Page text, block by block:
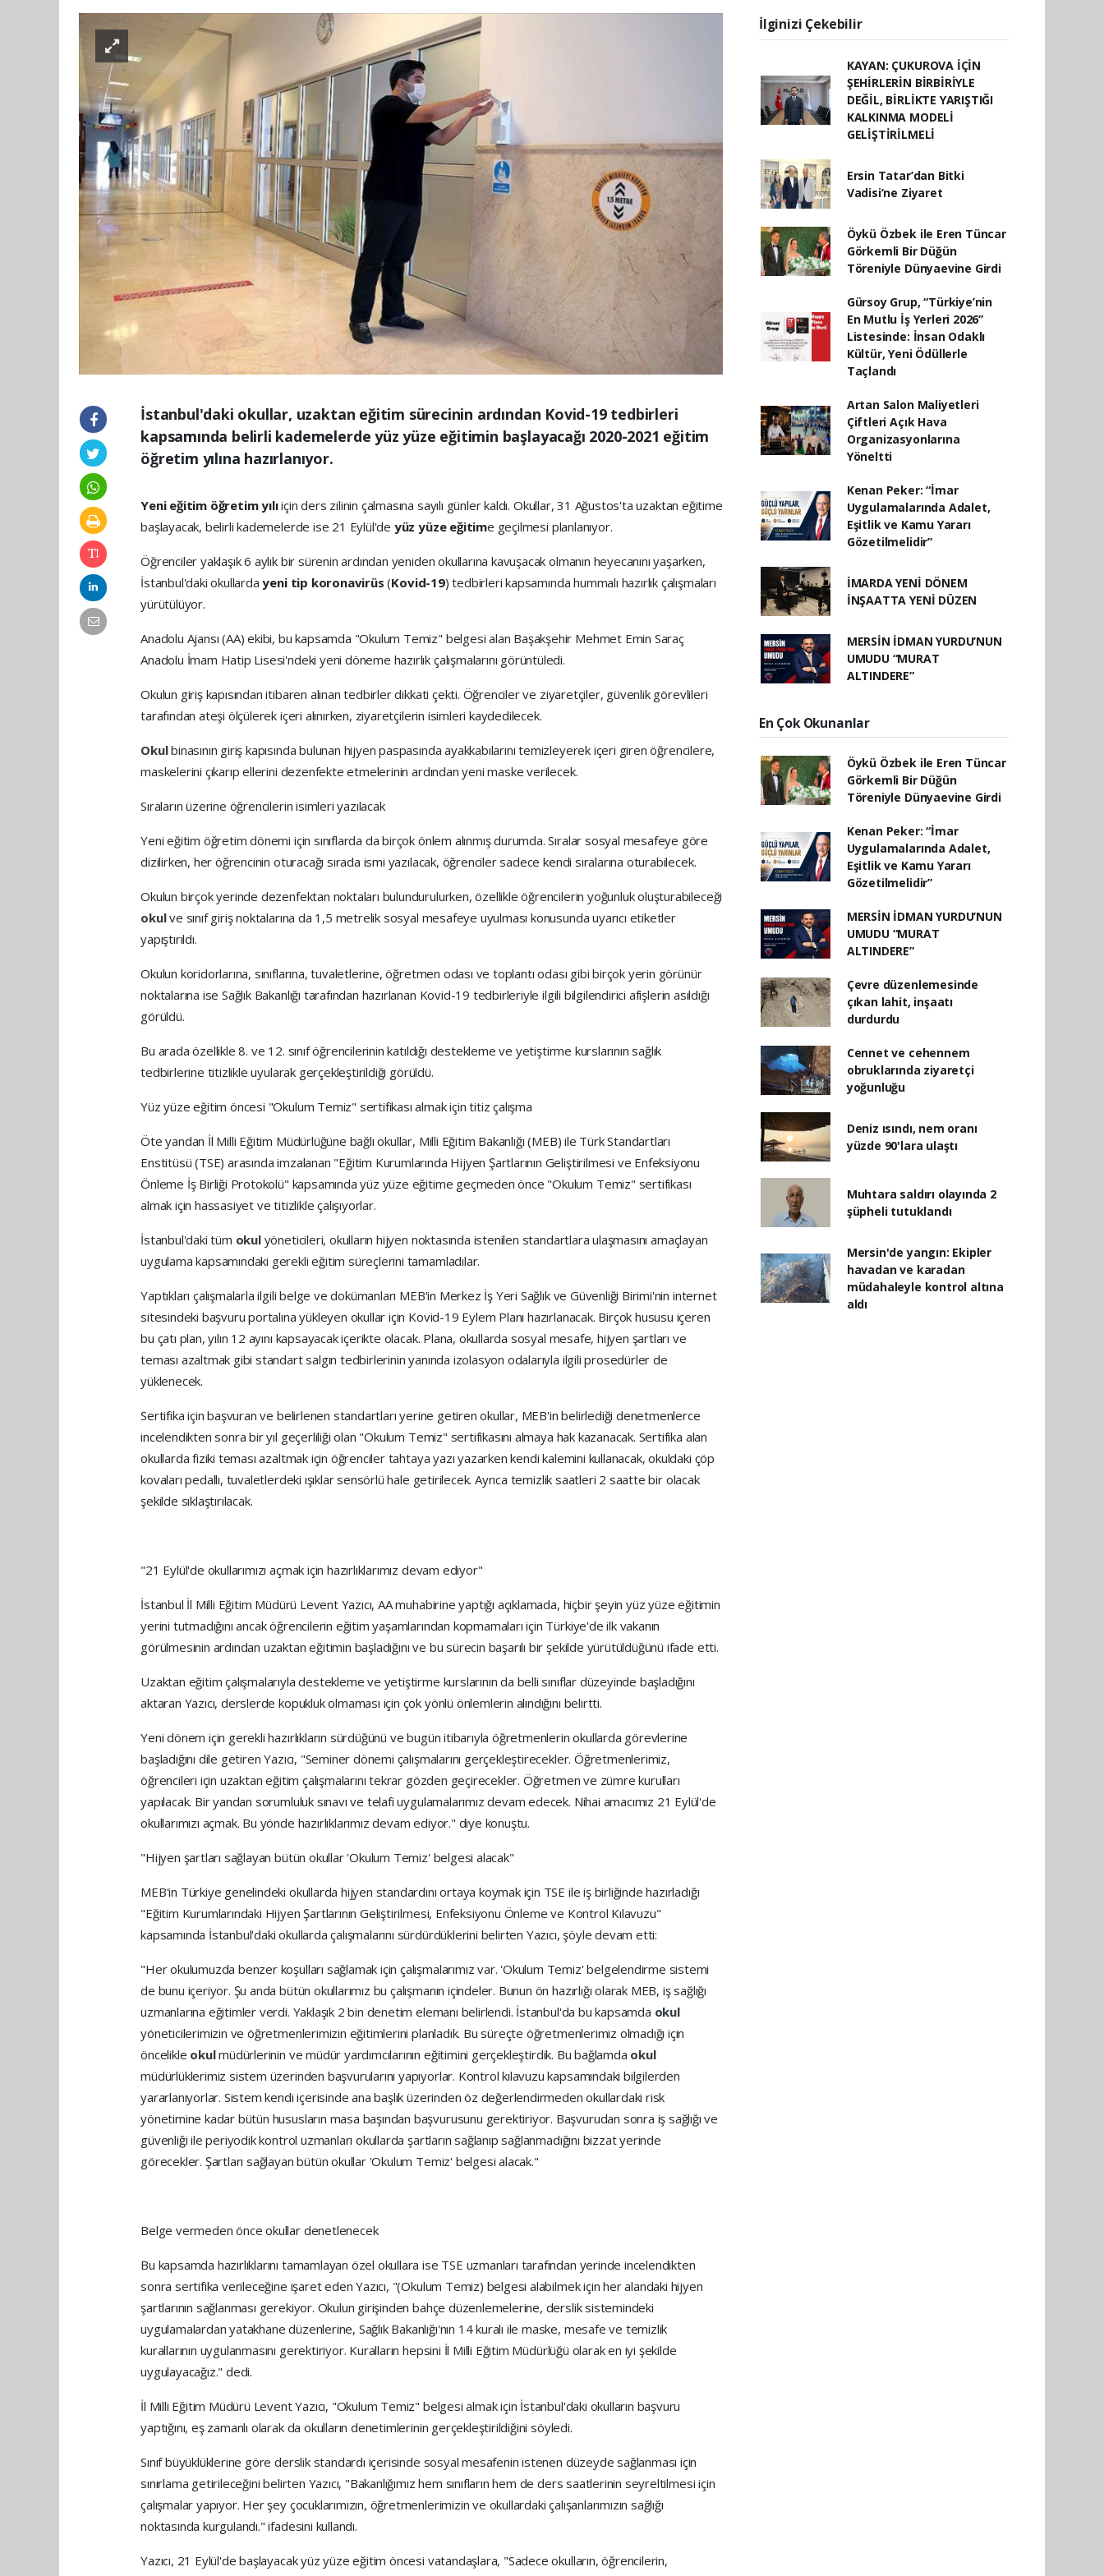
İstanbul'daki okullar, uzaktan eğitim sürecinin ardından Kovid-19 tedbirleri
kapsamında belirli kademelerde yüz yüze eğitimin başlayacağı 2020-2021 eğitim
öğretim yılına hazırlanıyor.
Yeni eğitim öğretim yılıiçin ders zilinin çalmasına sayılı günler kaldı. Okullar, 31 Ağustos'ta uzaktan eğitime
başlayacak, belirli kademelerde ise 21 Eylül'de yüz yüze eğitime geçilmesi planlanıyor.
Öğrenciler yaklaşık 6 aylık bir sürenin ardından yeniden okullarına kavuşacak olmanın heyecanını yaşarken,
İstanbul'daki okullardayeni tip koronavirüs (Kovid-19) tedbirleri kapsamında hummalı hazırlık çalışmaları
yürütülüyor.
Anadolu Ajansı (AA) ekibi, bu kapsamda "Okulum Temiz" belgesi alan Başakşehir Mehmet Emin Saraç
Anadolu İmam Hatip Lisesi'ndeki yeni döneme hazırlık çalışmalarını görüntüledi.
Okulun giriş kapısından itibaren alınan tedbirler dikkati çekti. Öğrenciler ve ziyaretçiler, güvenlik görevlileri
tarafından ateşi ölçülerek içeri alınırken, ziyaretçilerin isimleri kaydedilecek.
Okulbinasının giriş kapısında bulunan hijyen paspasında ayakkabılarını temizleyerek içeri giren öğrencilere,
maskelerini çıkarıp ellerini dezenfekte etmelerinin ardından yeni maske verilecek.
Sıraların üzerine öğrencilerin isimleri yazılacak
Yeni eğitim öğretim dönemi için sınıflarda da birçok önlem alınmış durumda. Sıralar sosyal mesafeye göre
dizilirken, her öğrencinin oturacağı sırada ismi yazılacak, öğrenciler sadece kendi sıralarına oturabilecek.
Okulun birçok yerinde dezenfektan noktaları bulundurulurken, özellikle öğrencilerin yoğunluk oluşturabileceği
okulve sınıf giriş noktalarına da 1,5 metrelik sosyal mesafeye uyulması konusunda uyarıcı etiketler
yapıştırıldı.
Okulun koridorlarına, sınıflarına, tuvaletlerine, öğretmen odası ve toplantı odası gibi birçok yerin görünür
noktalarına ise Sağlık Bakanlığı tarafından hazırlanan Kovid-19 tedbirleriyle ilgili bilgilendirici afişlerin asıldığı
görüldü.
Bu arada özellikle 8. ve 12. sınıf öğrencilerinin katıldığı destekleme ve yetiştirme kurslarının sağlık
tedbirlerine titizlikle uyularak gerçekleştirildiği görüldü.
Yüz yüze eğitim öncesi "Okulum Temiz" sertifikası almak için titiz çalışma
Öte yandan İl Milli Eğitim Müdürlüğüne bağlı okullar, Milli Eğitim Bakanlığı (MEB) ile Türk Standartları
Enstitüsü (TSE) arasında imzalanan "Eğitim Kurumlarında Hijyen Şartlarının Geliştirilmesi ve Enfeksiyonu
Önleme İş Birliği Protokolü" kapsamında yüz yüze eğitime geçmeden önce "Okulum Temiz" sertifikası
almak için hassasiyet ve titizlikle çalışıyorlar.
İstanbul'daki tüm okul yöneticileri, okulların hijyen noktasında istenilen standartlara ulaşmasını amaçlayan
uygulama kapsamındaki gerekli eğitim süreçlerini tamamladılar.
Yaptıkları çalışmalarla ilgili belge ve dokümanları MEB'in Merkez İş Yeri Sağlık ve Güvenliği Birimi'nin internet
sitesindeki başvuru portalına yükleyen okullar için Kovid-19 Eylem Planı hazırlanacak. Birçok hususu içeren
bu çatı plan, yılın 12 ayını kapsayacak içerikte olacak. Plana, okullarda sosyal mesafe, hijyen şartları ve
teması azaltmak gibi standart salgın tedbirlerinin yanında izolasyon odalarıyla ilgili prosedürler de
yüklenecek.
Sertifika için başvuran ve belirlenen standartları yerine getiren okullar, MEB'in belirlediği denetmenlerce
incelendikten sonra bir yıl geçerliliği olan "Okulum Temiz" sertifikasını almaya hak kazanacak. Sertifika alan
okullarda fiziki teması azaltmak için öğrenciler tahtaya yazı yazarken kendi kalemini kullanacak, okuldaki çöp
kovaları pedallı, tuvaletlerdeki ışıklar sensörlü hale getirilecek. Ayrıca temizlik saatleri 2 saatte bir olacak
şekilde sıklaştırılacak.
"21 Eylül'de okullarımızı açmak için hazırlıklarımız devam ediyor"
İstanbul İl Milli Eğitim Müdürü Levent Yazıcı, AA muhabirine yaptığı açıklamada, hiçbir şeyin yüz yüze eğitimin
yerini tutmadığını ancak öğrencilerin eğitim yaşamlarından kopmamaları için Türkiye'de ilk vakanın
görülmesinin ardından uzaktan eğitimin başladığını ve bu sürecin başarılı bir şekilde yürütüldüğünü ifade etti.
Uzaktan eğitim çalışmalarıyla destekleme ve yetiştirme kurslarının da belli sınıflar düzeyinde başladığını
aktaran Yazıcı, derslerde kopukluk olmaması için çok yönlü önlemlerin alındığını belirtti.
Yeni dönem için gerekli hazırlıkların sürdüğünü ve bugün itibarıyla öğretmenlerin okullarda görevlerine
başladığını dile getiren Yazıcı, "Seminer dönemi çalışmalarını gerçekleştirecekler. Öğretmenlerimiz,
öğrencileri için uzaktan eğitim çalışmalarını tekrar gözden geçirecekler. Öğretmen ve zümre kurulları
yapılacak. Bir yandan sorumluluk sınavı ve telafi uygulamalarımız devam edecek. Nihai amacımız 21 Eylül'de
okullarımızı açmak. Bu yönde hazırlıklarımız devam ediyor." diye konuştu.
"Hijyen şartları sağlayan bütün okullar 'Okulum Temiz' belgesi alacak"
MEB'in Türkiye genelindeki okullarda hijyen standardını ortaya koymak için TSE ile iş birliğinde hazırladığı
"Eğitim Kurumlarındaki Hijyen Şartlarının Geliştirilmesi, Enfeksiyonu Önleme ve Kontrol Kılavuzu"
kapsamında İstanbul'daki okullarda çalışmalarını sürdürdüklerini belirten Yazıcı, şöyle devam etti:
"Her okulumuzda benzer koşulları sağlamak için çalışmalarımız var. 'Okulum Temiz' belgelendirme sistemi
de bunu içeriyor. Şu anda bütün okullarımız bu çalışmanın içindeler. Bunun ön hazırlığı olarak MEB, iş sağlığı
uzmanlarına eğitimler verdi. Yaklaşık 2 bin denetim elemanı belirlendi. İstanbul'da bu kapsamda okul
yöneticilerimizin ve öğretmenlerimizin eğitimlerini planladık. Bu süreçte öğretmenlerimiz olmadığı için
öncelikle okulmüdürlerinin ve müdür yardımcılarının eğitimini gerçekleştirdik. Bu bağlamda okul
müdürlüklerimiz sistem üzerinden başvurularını yapıyorlar. Kontrol kılavuzu kapsamındaki bilgilerden
yararlanıyorlar. Sistem kendi içerisinde ana başlık üzerinden öz değerlendirmeden okullardaki risk
yönetimine kadar bütün hususların masa başından başvurusunu gerektiriyor. Başvurudan sonra iş sağlığı ve
güvenliği ile periyodik kontrol uzmanları okullarda şartların sağlanıp sağlanmadığını bizzat yerinde
görecekler. Şartları sağlayan bütün okullar 'Okulum Temiz' belgesi alacak."
Belge vermeden önce okullar denetlenecek
Bu kapsamda hazırlıklarını tamamlayan özel okullara ise TSE uzmanları tarafından yerinde incelendikten
sonra sertifika verileceğine işaret eden Yazıcı, "(Okulum Temiz) belgesi alabilmek için her alandaki hijyen
şartlarının sağlanması gerekiyor. Okulun girişinden bahçe düzenlemelerine, derslik sistemindeki
uygulamalardan yatakhane düzenlerine, Sağlık Bakanlığı'nın 14 kuralı ile maske, mesafe ve temizlik
kurallarının uygulanmasını gerektiriyor. Kuralların hepsini İl Milli Eğitim Müdürlüğü olarak en iyi şekilde
uygulayacağız." dedi.
İl Milli Eğitim Müdürü Levent Yazıcı, "Okulum Temiz" belgesi almak için İstanbul'daki okulların başvuru
yaptığını, eş zamanlı olarak da okulların denetimlerinin gerçekleştirildiğini söyledi.
Sınıf büyüklüklerine göre derslik standardı içerisinde sosyal mesafenin istenen düzeyde sağlanması için
sınırlama getirileceğini belirten Yazıcı, "Bakanlığımız hem sınıfların hem de ders saatlerinin seyreltilmesi için
çalışmalar yapıyor. Her şey çocuklarımızın, öğretmenlerimizin ve okullardaki çalışanlarımızın sağlığı
noktasında kurgulandı." ifadesini kullandı.
Yazıcı, 21 Eylül'de başlayacak yüz yüze eğitim öncesi vatandaşlara, "Sadece okulların, öğrencilerin,
İlginizi Çekebilir
KAYAN: ÇUKUROVA İÇİN
ŞEHİRLERİN BİRBİRİYLE
DEĞİL, BİRLİKTE YARIŞTIĞI
KALKINMA MODELİ
GELİŞTİRİLMELİ
Ersin Tatar’dan Bitki
Vadisi’ne Ziyaret
Öykü Özbek ile Eren Tüncar
Görkemli Bir Düğün
Töreniyle Dünyaevine Girdi
Gürsoy Grup, “Türkiye’nin
En Mutlu İş Yerleri 2026”
Listesinde: İnsan Odaklı
Kültür, Yeni Ödüllerle
Taçlandı
Artan Salon Maliyetleri
Çiftleri Açık Hava
Organizasyonlarına
Yöneltti
Kenan Peker: “İmar
Uygulamalarında Adalet,
Eşitlik ve Kamu Yararı
Gözetilmelidir”
İMARDA YENİ DÖNEM
İNŞAATTA YENİ DÜZEN
MERSİN İDMAN YURDU’NUN
UMUDU “MURAT
ALTINDERE”
En Çok Okunanlar
Öykü Özbek ile Eren Tüncar
Görkemli Bir Düğün
Töreniyle Dünyaevine Girdi
Kenan Peker: “İmar
Uygulamalarında Adalet,
Eşitlik ve Kamu Yararı
Gözetilmelidir”
MERSİN İDMAN YURDU’NUN
UMUDU “MURAT
ALTINDERE”
Çevre düzenlemesinde
çıkan lahit, inşaatı
durdurdu
Cennet ve cehennem
obruklarında ziyaretçi
yoğunluğu
Deniz ısındı, nem oranı
yüzde 90'lara ulaştı
Muhtara saldırı olayında 2
şüpheli tutuklandı
Mersin'de yangın: Ekipler
havadan ve karadan
müdahaleyle kontrol altına
aldı